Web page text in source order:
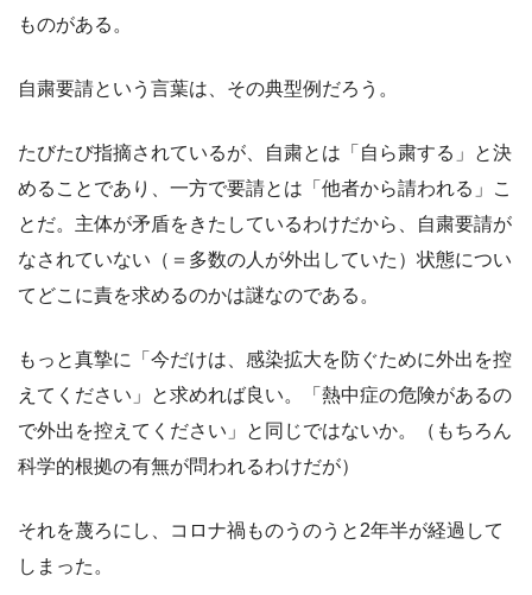
ものがある。
自粛要請という言葉は、その典型例だろう。
たびたび指摘されているが、自粛とは「自ら粛する」と決
めることであり、一方で要請とは「他者から請われる」こ
とだ。主体が矛盾をきたしているわけだから、自粛要請が
なされていない（＝多数の人が外出していた）状態につい
てどこに責を求めるのかは謎なのである。
もっと真摯に「今だけは、感染拡大を防ぐために外出を控
えてください」と求めれば良い。「熱中症の危険があるの
で外出を控えてください」と同じではないか。（もちろん
科学的根拠の有無が問われるわけだが）
それを蔑ろにし、コロナ禍ものうのうと2年半が経過して
しまった。